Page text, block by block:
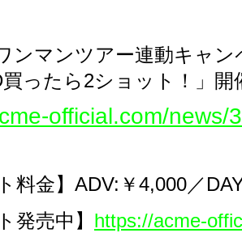
ンマンツアー連動キャン
買ったら2ショット！」開
official.com/news/
料金】 ADV: ￥4,000／
発売中】 https://acme-